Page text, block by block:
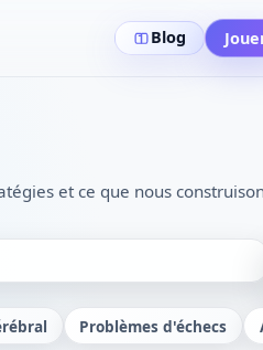
Blog
et ce que nous
Problèmes d'échecs